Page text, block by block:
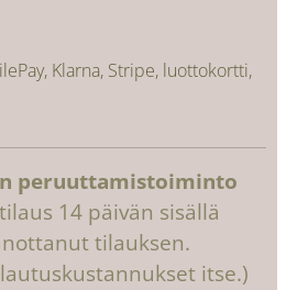
Klarna, Stripe, luottokortti,
peruuttamistoiminto
14 päivän sisällä
tilauksen.
itse.)